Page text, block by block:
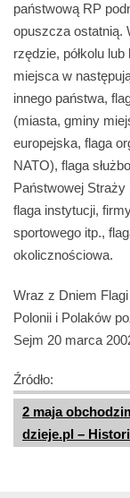
państwową RP
opuszcza ostatnią.
rzędzie, półkolu
miejsca w
innego państwa,
(miasta, gminy
europejska, flaga
NATO), flaga
Państwowej
flaga instytucji,
sportowego itp.,
okolicznościowa.
Wraz z Dniem
Polonii i Polaków
Sejm 20 marca
Źródło:
2 maja
dzieje.pl –